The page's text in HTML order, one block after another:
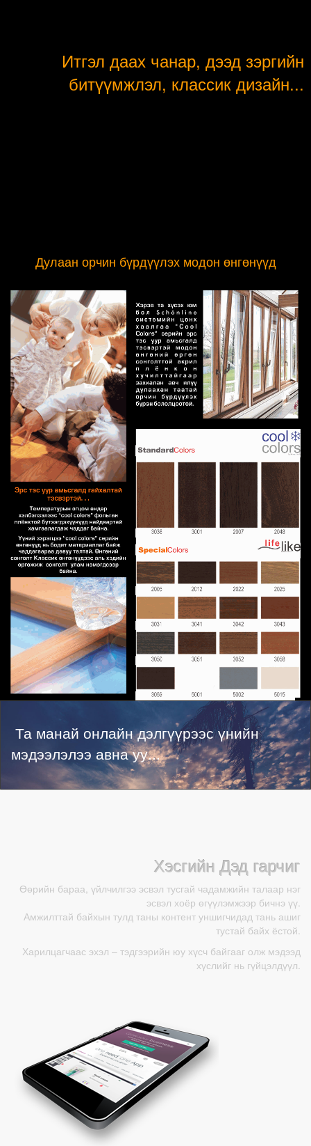
Итгэл даах чанар, дээд зэргийн
битүүмжлэл, классик дизайн...
Дулаан орчин бүрдүүлэх модон өнгөнүүд
Та манай онлайн дэлгүүрээс үнийн
мэдээлэлээ авна уу...
Хэсгийн Дэд гарчиг
Өөрийн бараа, үйлчилгээ эсвэл тусгай чадамжийн талаар нэг
эсвэл хоёр өгүүлэмжээр бичнэ үү.
Амжилттай байхын тулд таны контент уншигчидад тань ашиг
тустай байх ёстой.
Харилцагчаас эхэл – тэдгээрийн юу хүсч байгааг олж мэдээд
хүслийг нь гүйцэлдүүл.